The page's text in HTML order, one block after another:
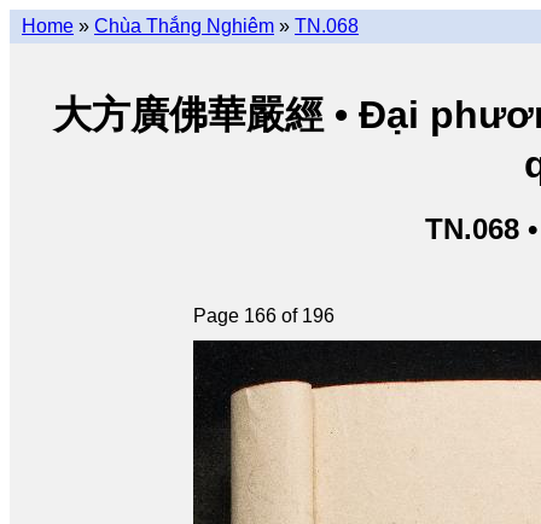
Home » Chùa Thắng Nghiêm » TN.068
大方廣佛華嚴經 • Đại
TN.068
Page 166 of 196